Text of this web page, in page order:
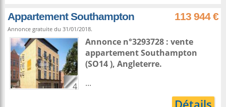
Appartement Southampton 113 944 €
Annonce gratuite du 31/01/2018.
4
Annonce n°3293728 : vente
appartementSouthampton
(SO14 ), Angleterre.
...